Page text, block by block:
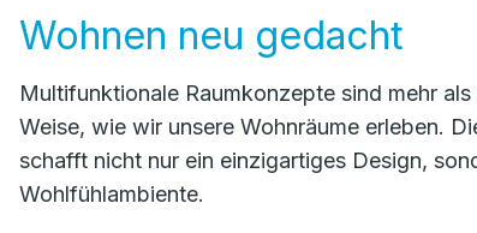
Wohnen neu gedacht
Multifunktionale Raumkonzepte sind mehr
Weise, wie wir unsere Wohnräume erleben.
schafft nicht nur ein einzigartiges Design,
Wohlfühlambiente.